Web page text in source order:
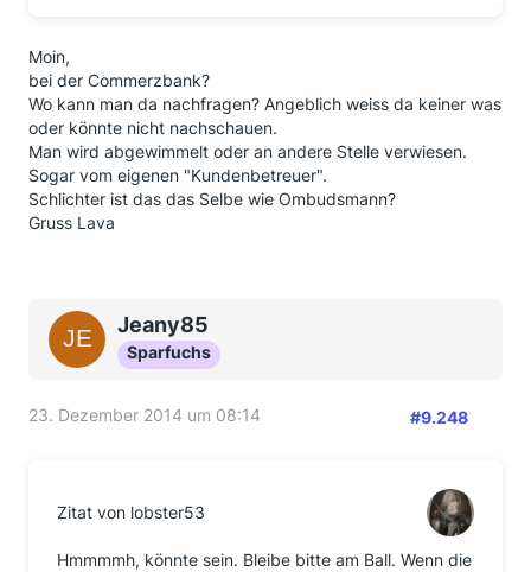
Moin,
bei der Commerzbank?
Wo kann man da nachfragen? Angeblich weiss da keiner was
oder könnte nicht nachschauen.
Man wird abgewimmelt oder an andere Stelle verwiesen.
Sogar vom eigenen "Kundenbetreuer".
Schlichter ist das das Selbe wie Ombudsmann?
Gruss Lava
Jeany85
Sparfuchs
23. Dezember 2014 um 08:14 #9.248
Zitat von lobster53
Hmmmmh, könnte sein. Bleibe bitte am Ball. Wenn die